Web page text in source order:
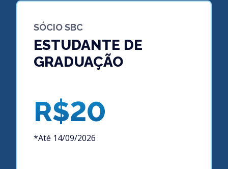
SÓCIO SBC
ESTUDANTE DE
GRADUAÇÃO
R$20
*Até 14/09/2026